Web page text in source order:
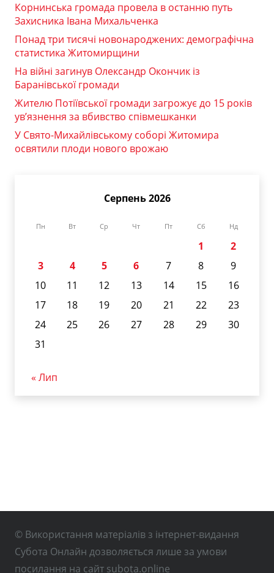
Корнинська громада провела в останню путь
Захисника Івана Михальченка
Понад три тисячі новонароджених: демографічна
статистика Житомирщини
На війні загинув Олександр Окончик із
Баранівської громади
Жителю Потіївської громади загрожує до 15 років
ув’язнення за вбивство співмешканки
У Свято-Михайлівському соборі Житомира
освятили плоди нового врожаю
Серпень 2026
Пн Вт Ср Чт Пт Сб Нд
1
2
3
4 5 6 7 8
9
10
11 12 13 14 15
16
17
18 19 20 21 22
23
24
25 26 27 28 29
30
31
« Лип
© Використання матеріалів з інтернет-видання
Субота Онлайн дозволяється лише за умови
посилання на сайт subota.online